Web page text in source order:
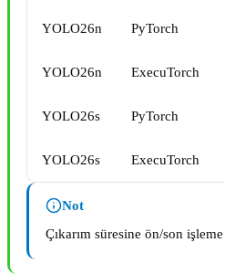
YOLO26n PyTorch
YOLO26n ExecuTorch
YOLO26s PyTorch
YOLO26s ExecuTorch
Not
Çıkarım süresine ön/son